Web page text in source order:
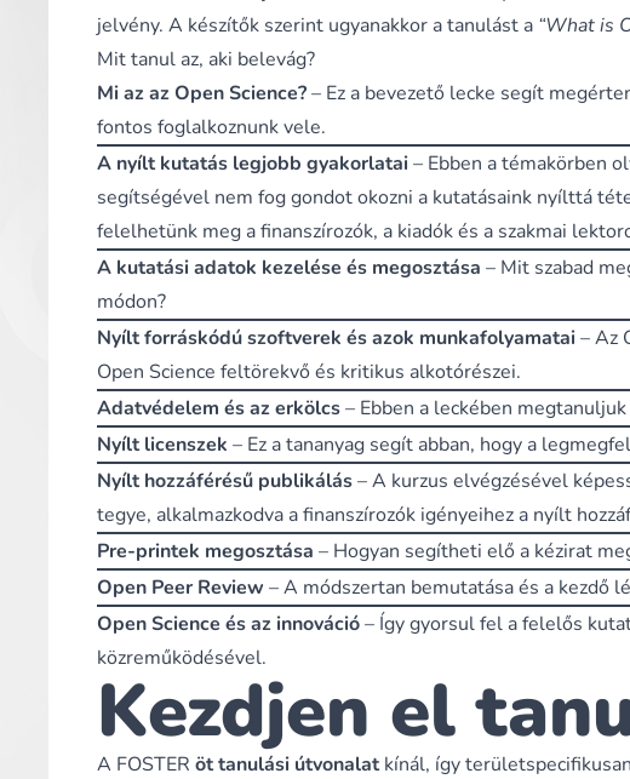
jelvény. A készítők szerint ugyanakkor a tanulást a “What is
Mit tanul az, aki belevág?
Mi az az Open Science?– Ez a bevezető lecke segít
fontos foglalkoznunk vele.
A nyílt kutatás legjobb gyakorlatai– Ebben a témakörben
segítségével nem fog gondot okozni a kutatásaink nyílttá
felelhetünk meg a finanszírozók, a kiadók és a szakmai
A kutatási adatok kezelése és megosztása – Mit szabad
módon?
Nyílt forráskódú szoftverek és azok munkafolyamatai– Az
Open Science feltörekvő és kritikus alkotórészei.
Adatvédelem és az erkölcs– Ebben a leckében
Nyílt licenszek – Ez a tananyag segít abban, hogy a
Nyílt hozzáférésű publikálás– A kurzus elvégzésével
tegye, alkalmazkodva a finanszírozók igényeihez a nyílt
Pre-printek megosztása – Hogyan segítheti elő a kézirat
Open Peer Review – A módszertan bemutatása és a kezdő
Open Science és az innováció– Így gyorsul fel a felelős
közreműködésével.
Kezdjen el
A FOSTER öt tanulási útvonalatkínál, így